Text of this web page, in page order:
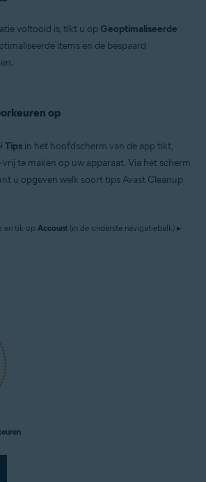
voltooid is, tikt u op Geoptimaliseerde
items en de bespaard
op
Tips in het hoofdscherm van de app tikt,
te maken op uw apparaat. Via het scherm
u opgeven welk soort tips Avast Cleanup
en tik op Account (in de onderste navigatiebalk) ▸
.